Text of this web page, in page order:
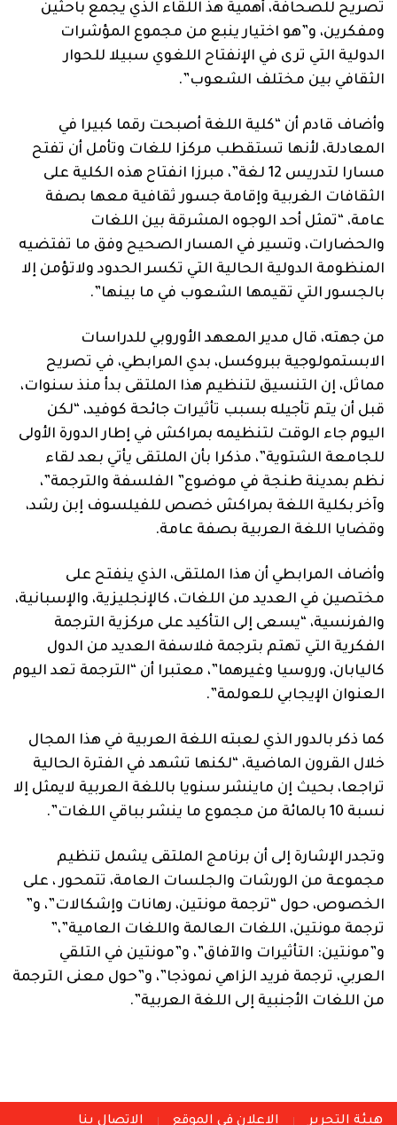
تصريح للصحافة، أهمية هذ اللقاء الذي يجمع باحثين
ومفكرين، و”هو اختيار ينبع من مجموع المؤشرات
الدولية التي ترى في الإنفتاح اللغوي سبيلا للحوار
الثقافي بين مختلف الشعوب”.
وأضاف قادم أن “كلية اللغة أصبحت رقما كبيرا في
المعادلة، لأنها تستقطب مركزا للغات وتأمل أن تفتح
مسارا لتدريس 12 لغة”، مبرزا انفتاح هذه الكلية على
الثقافات الغربية وإقامة جسور ثقافية معها بصفة
عامة، “تمثل أحد الوجوه المشرقة بين اللغات
والحضارات، وتسير في المسار الصحيح وفق ما تفتضيه
المنظومة الدولية الحالية التي تكسر الحدود ولاتؤمن إلا
بالجسور التي تقيمها الشعوب في ما بينها”.
من جهته، قال مدير المعهد الأوروبي للدراسات
الابستمولوجية ببروكسل، بدي المرابطي، في تصريح
مماثل، إن التنسيق لتنظيم هذا الملتقى بدأ منذ سنوات،
قبل أن يتم تأجيله بسبب تأثيرات جائحة كوفيد، “لكن
اليوم جاء الوقت لتنظيمه بمراكش في إطار الدورة الأولى
للجامعة الشتوية”، مذكرا بأن الملتقى يأتي بعد لقاء
نظم بمدينة طنجة في موضوع” الفلسفة والترجمة”،
وآخر بكلية اللغة بمراكش خصص للفيلسوف إبن رشد،
وقضايا اللغة العربية بصفة عامة.
وأضاف المرابطي أن هذا الملتقى، الذي ينفتح على
مختصين في العديد من اللغات، كالإنجليزية، والإسبانية،
والفرنسية، “يسعى إلى التأكيد على مركزية الترجمة
الفكرية التي تهتم بترجمة فلاسفة العديد من الدول
كاليابان، وروسيا وغيرهما”، معتبرا أن “الترجمة تعد اليوم
العنوان الإيجابي للعولمة”.
كما ذكر بالدور الذي لعبته اللغة العربية في هذا المجال
خلال القرون الماضية، “لكنها تشهد في الفترة الحالية
تراجعا، بحيث إن ماينشر سنويا باللغة العربية لايمثل إلا
نسبة 10 بالمائة من مجموع ما ينشر بباقي اللغات”.
وتجدر الإشارة إلى أن برنامج الملتقى يشمل تنظيم
مجموعة من الورشات والجلسات العامة، تتمحور ، على
الخصوص، حول “ترجمة مونتين، رهانات وإشكالات”، و”
ترجمة مونتين، اللغات العالمة واللغات العامية”،”
و”مونتين: التأثيرات والآفاق”، و”مونتين في التلقي
العربي، ترجمة فريد الزاهي نموذجا”، و”حول معنى الترجمة
من اللغات الأجنبية إلى اللغة العربية”.
هيئة التحرير الاعلان في الموقع الاتصال بنا